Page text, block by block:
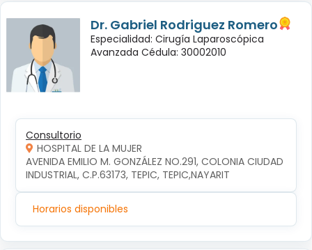
Dr. Gabriel Rodriguez Romero
Especialidad: Cirugía Laparoscópica
Avanzada Cédula: 30002010
Consultorio
HOSPITAL DE LA MUJER
AVENIDA EMILIO M. GONZÁLEZ NO.291, COLONIA CIUDAD
INDUSTRIAL, C.P.63173, TEPIC, TEPIC,NAYARIT
Horarios disponibles